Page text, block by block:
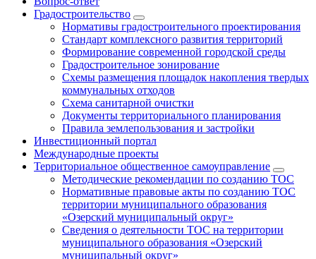
Градостроительство
Нормативы градостроительного проектирования
Стандарт комплексного развития территорий
Формирование современной городской среды
Градостроительное зонирование
Схемы размещения площадок накопления твердых
коммунальных отходов
Схема санитарной очистки
Документы территориального планирования
Правила землепользования и застройки
Инвестиционный портал
Международные проекты
Территориальное общественное самоуправление
Методические рекомендации по созданию ТОС
Нормативные правовые акты по созданию ТОС
территории муниципального образования
«Озерский муниципальный округ»
Сведения о деятельности ТОС на территории
муниципального образования «Озерский
муниципальный округ»